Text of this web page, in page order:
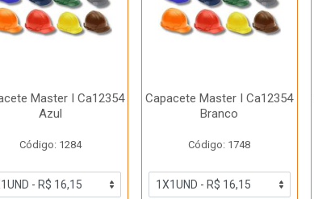
Master I Ca12354
Azul
Código: 1284
Capacete Master I Ca12354
Branco
Código: 1748